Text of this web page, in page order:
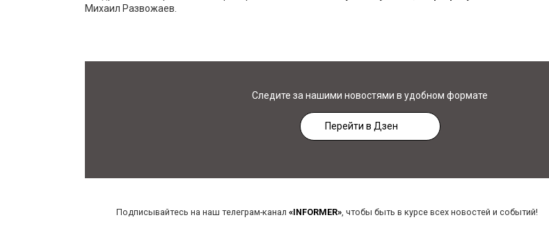
Михаил Развожаев.
Следите за нашими новостями в удобном формате
Перейти в Дзен
Подписывайтесь на наш телеграм-канал «INFORMER», чтобы быть в курсе всех новостей и событий!